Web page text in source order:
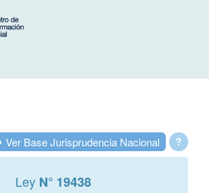
?
Ver Base Jurisprudencia Nacional
Ley N° 19438